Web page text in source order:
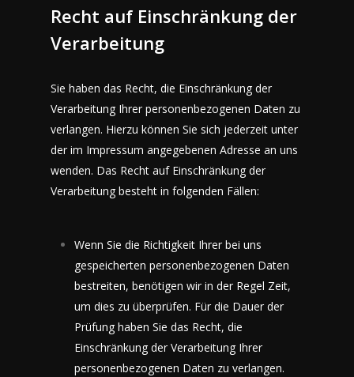
Recht auf Einschränkung der
Verarbeitung
Sie haben das Recht, die Einschränkung der
Verarbeitung Ihrer personenbezogenen Daten zu
verlangen. Hierzu können Sie sich jederzeit unter
der im Impressum angegebenen Adresse an uns
wenden. Das Recht auf Einschränkung der
Verarbeitung besteht in folgenden Fällen:
Wenn Sie die Richtigkeit Ihrer bei uns
gespeicherten personenbezogenen Daten
bestreiten, benötigen wir in der Regel Zeit,
um dies zu überprüfen. Für die Dauer der
Prüfung haben Sie das Recht, die
Einschränkung der Verarbeitung Ihrer
personenbezogenen Daten zu verlangen.